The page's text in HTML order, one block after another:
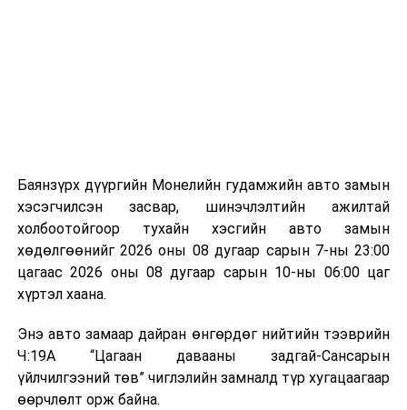
болон дулааны эрчим хүч үйлдвэрлэхэд ашиглаж
болдог. Зарим технологийн хувьд шаталтын дараа
үлдэх үнснээс фосфор зэрэг ашигт эрдсийг сэргээн
авах боломжтой аж.
байна. Тухайлбал, Германд лаг шатаах үйлдвэрээс
гарсан үнснээс фосфор сэргээн авах технологи
ашигладаг бол Нидерландад төвлөрсөн лаг
боловсруулах үйлдвэрүүдээр дулаан, цахилгаан
Баянзүрх дүүргийн Монелийн гудамжийн авто замын
хэсэгчилсэн засвар, шинэчлэлтийн ажилтай
холбоотойгоор тухайн хэсгийн авто замын
хөдөлгөөнийг 2026 оны 08 дугаар сарын 7-ны 23:00
цагаас 2026 оны 08 дугаар сарын 10-ны 06:00 цаг
хүртэл хаана.
Энэ авто замаар дайран өнгөрдөг нийтийн тээврийн
Ч:19А “Цагаан давааны задгай-Сансарын
үйлчилгээний төв” чиглэлийн замналд түр хугацаагаар
өөрчлөлт орж байна.